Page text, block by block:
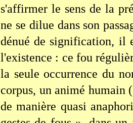
s'affirmer le sens de la
ne se dilue dans son
dénué de signification, il
l'existence : ce fou
la seule occurrence du
corpus, un animé humain
de manière quasi